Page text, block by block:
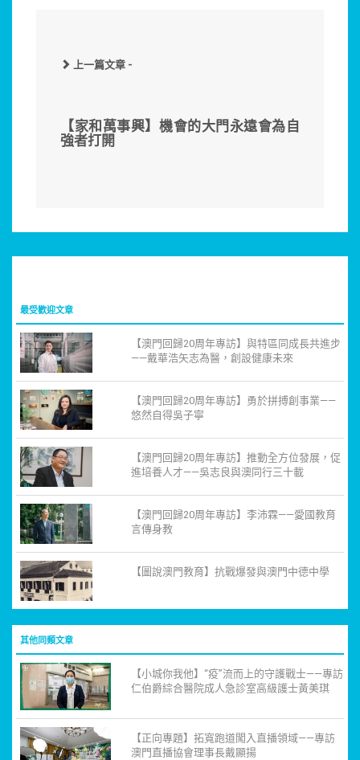
上一篇文章 -
【家和萬事興】機會的大門永遠會為自
強者打開
最受歡迎文章
【澳門回歸20周年專訪】與特區同成長共進步
——戴華浩矢志為醫，創設健康未來
【澳門回歸20周年專訪】勇於拼搏創事業——
悠然自得吳子寧
【澳門回歸20周年專訪】推動全方位發展，促
進培養人才——吳志良與澳同行三十載
【澳門回歸20周年專訪】李沛霖——愛國教育
言傳身教
【圖說澳門教育】抗戰爆發與澳門中德中學
其他同類文章
【小城你我他】“疫”流而上的守護戰士——專訪
仁伯爵綜合醫院成人急診室高級護士黃美琪
【正向專題】拓寬跑道闖入直播領域——專訪
澳門直播協會理事長戴顯揚